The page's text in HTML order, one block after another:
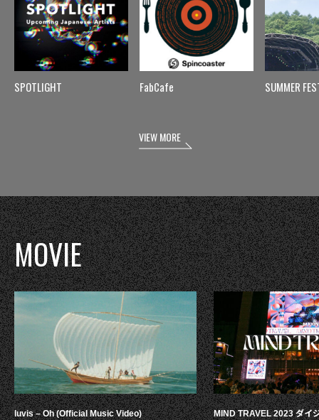
SPOTLIGHT FabCafe SUMMER
VIEW MORE
MOVIE
luvis – Oh (Official Music Video) MIND TRAVEL 2023 ダイ